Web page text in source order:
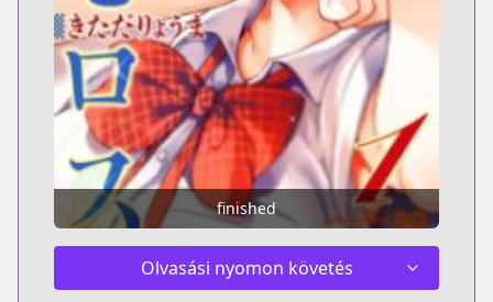
finished
Olvasási nyomon követés